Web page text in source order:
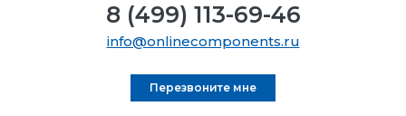
8 (499) 113-69-46
info@onlinecomponents.ru
Перезвоните мне